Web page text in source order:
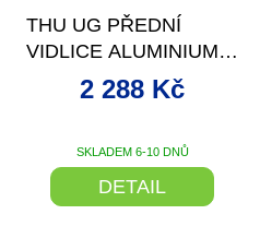
THU UG PŘEDNÍ
VIDLICE ALUMINIUM
2014+
SKLADEM 6-10 DNŮ
2 288 Kč
DETAIL